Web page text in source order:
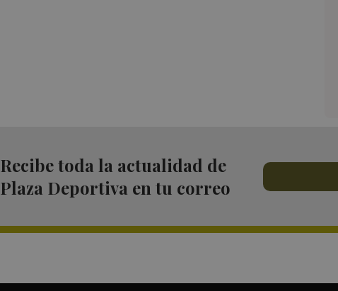
Recibe toda la actualidad de
Plaza Deportiva en tu correo